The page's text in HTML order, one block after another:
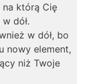
na którą Cię
dół.
w dół, bo
nowy element,
niż Twoje